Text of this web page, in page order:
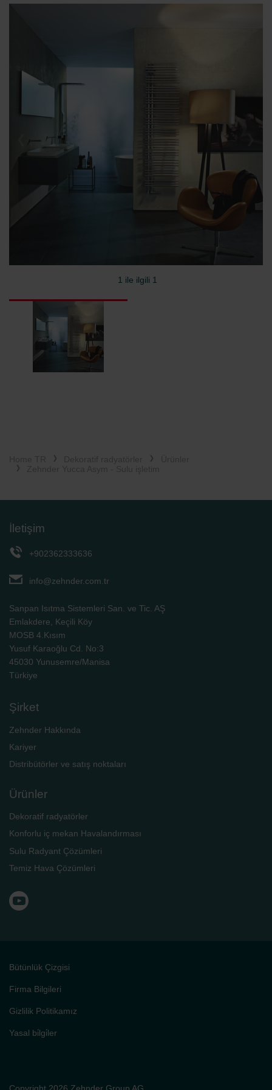
1 ile ilgili 1
İletişim
+902362333636
info@zehnder.com.tr
Sanpan Isıtma Sistemleri San. ve Tic. AŞ
Emlakdere, Keçili Köy
MOSB 4.Kısım
Yusuf Karaoğlu Cd. No:3
45030 Yunusemre/Manisa
Türkiye
Şirket
Zehnder Hakkında
Kariyer
Distribütörler ve satış noktaları
Ürünler
Dekoratif radyatörler
Konforlu iç mekan Havalandırması
Sulu Radyant Çözümleri
Temiz Hava Çözümleri
Copyright 2026 Zehnder Group AG
Bütünlük Çizgisi
Firma Bilgileri
Gizlilik Politikamız
Yasal bi̇lgi̇ler